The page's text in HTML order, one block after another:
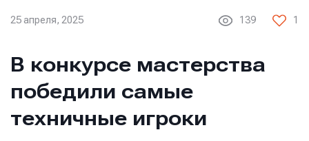
25 апреля, 2025 139 1
В конкурсе мастерства
победили самые
техничные игроки